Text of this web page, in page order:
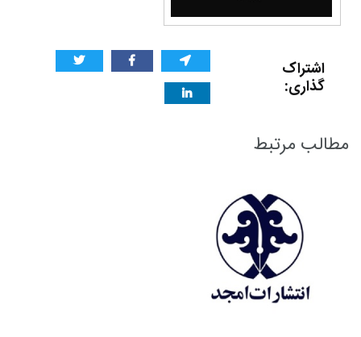
اشتراک
گذاری:
مطالب مرتبط